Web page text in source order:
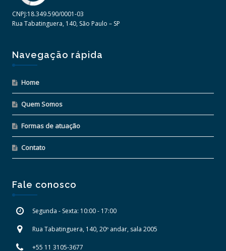
CNPJ:18.349.590/0001-03
Rua Tabatinguera, 140, São Paulo – SP
Navegação rápida
Home
Quem Somos
Formas de atuação
Contato
Fale conosco
Segunda - Sexta: 10:00 - 17:00
Rua Tabatinguera, 140, 20º andar, sala 2005
+55 11 3105-3677